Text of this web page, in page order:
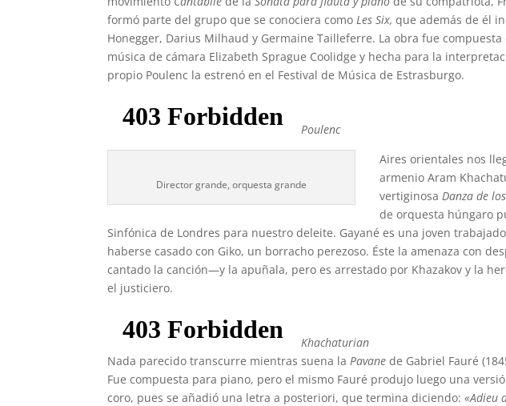
formó parte del grupo que se conociera comoLes Six,que además de él
Honegger, Darius Milhaud y Germaine Tailleferre. La obra fue
música de cámara Elizabeth Sprague Coolidge y hecha para la
propio Poulenc la estrenó en el Festival de Música de Estrasburgo.
Poulenc
Director grande, orquesta grande
Aires orientales nos
armenio Aram
vertiginosaDanza de
de orquesta húngaro
Sinfónica de Londres para nuestro deleite. Gayané es una joven
haberse casado con Giko, un borracho perezoso. Éste la amenaza con
cantado la canción—y la apuñala, pero es arrestado por Khazakov y la
el justiciero.
Khachaturian
Nada parecido transcurre mientras suena laPavane de Gabriel Fauré
Fue compuesta para piano, pero el mismo Fauré produjo luego una
coro, pues se añadió una letra a posteriori, que termina diciendo:«Adieu